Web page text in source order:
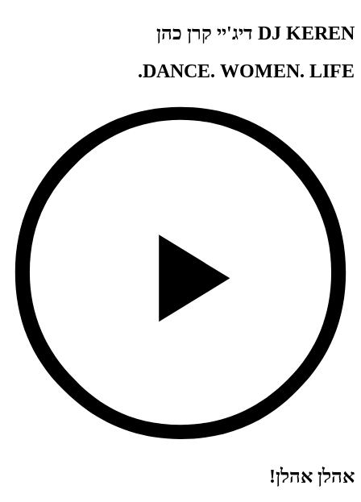
DJ KEREN דיג'יי קרן כהן
DANCE. WOMEN. LIFE.
אהלן אהלן!